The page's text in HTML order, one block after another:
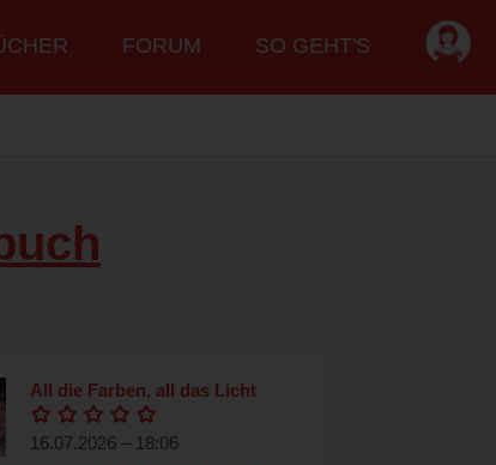
FORUM SO GEHT'S
All die Farben, all das Licht
16.07.2026 – 18:06